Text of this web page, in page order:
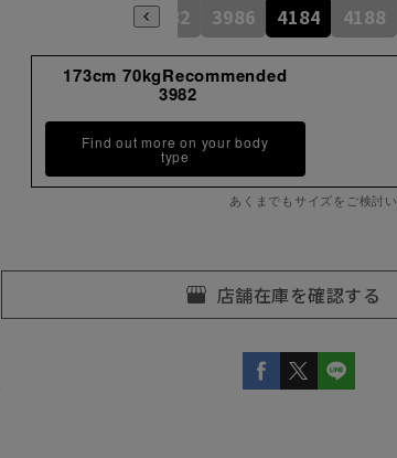
3982 3986 4184 4188
173cm 70kgRecommended
3982
Find out more on your body
type
あくまでもサイズをご検討